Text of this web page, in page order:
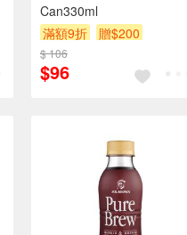
Can330ml
滿額9折
贈$200
$ 106
$96